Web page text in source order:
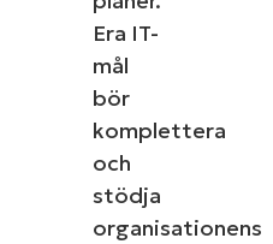
Era IT-
mål
bör
komplettera
och
stödja
organisationens